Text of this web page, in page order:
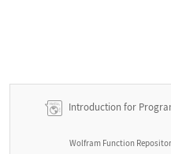
Introduction for
Wolfram Function